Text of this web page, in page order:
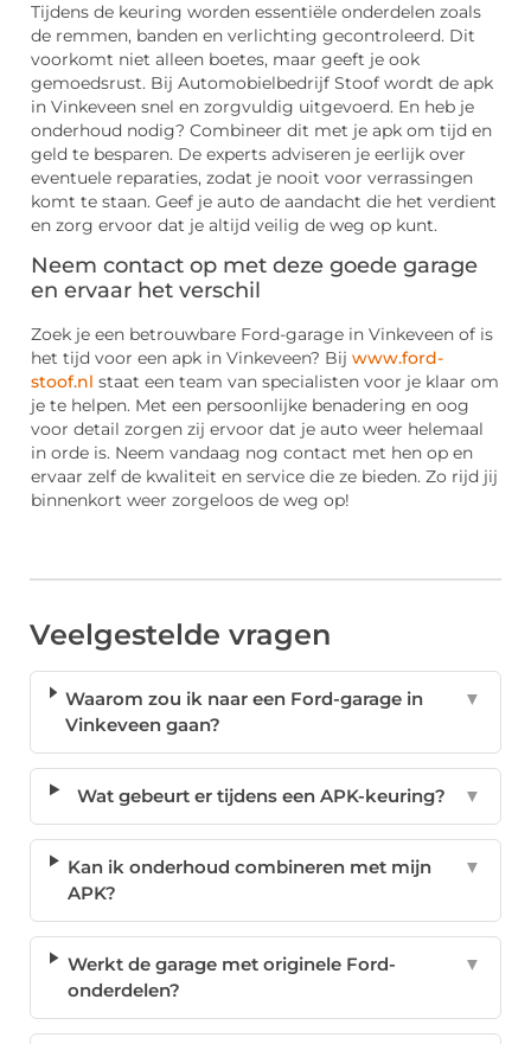
Tijdens de keuring worden essentiële onderdelen zoals
de remmen, banden en verlichting gecontroleerd. Dit
voorkomt niet alleen boetes, maar geeft je ook
gemoedsrust. Bij Automobielbedrijf Stoof wordt de apk
in Vinkeveen snel en zorgvuldig uitgevoerd. En heb je
onderhoud nodig? Combineer dit met je apk om tijd en
geld te besparen. De experts adviseren je eerlijk over
eventuele reparaties, zodat je nooit voor verrassingen
komt te staan. Geef je auto de aandacht die het verdient
en zorg ervoor dat je altijd veilig de weg op kunt.
Neem contact op met deze goede garage
en ervaar het verschil
Zoek je een betrouwbare Ford-garage in Vinkeveen of is
het tijd voor een apk in Vinkeveen? Bij www.ford-
stoof.nl staat een team van specialisten voor je klaar om
je te helpen. Met een persoonlijke benadering en oog
voor detail zorgen zij ervoor dat je auto weer helemaal
in orde is. Neem vandaag nog contact met hen op en
ervaar zelf de kwaliteit en service die ze bieden. Zo rijd jij
binnenkort weer zorgeloos de weg op!
Veelgestelde vragen
Waarom zou ik naar een Ford-garage in
Vinkeveen gaan?
▼
Wat gebeurt er tijdens een APK-keuring? ▼
Kan ik onderhoud combineren met mijn
APK?
▼
Werkt de garage met originele Ford-
onderdelen?
▼